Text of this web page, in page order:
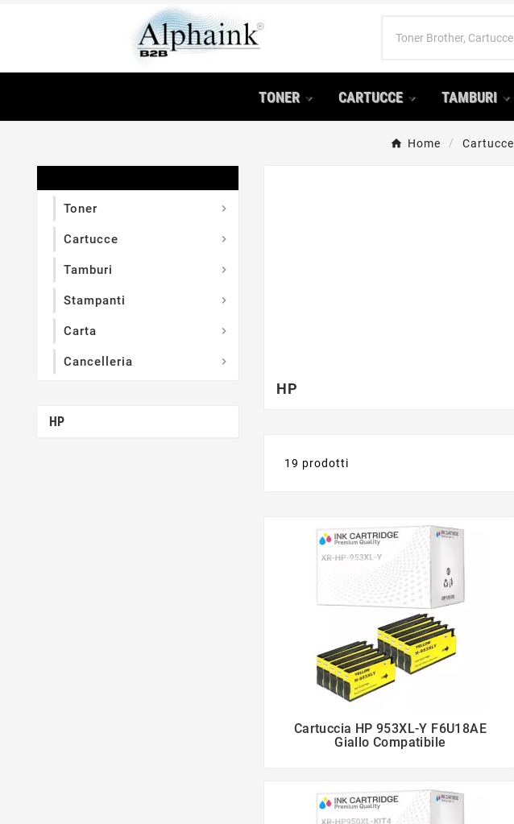
TONER CARTUCCE TAMBURI
Home Cartucce
Toner 
Cartucce 
Tamburi 
Stampanti 
Carta 
Cancelleria 
HP
HP
19 prodotti
 
Cartuccia HP 953XL-Y F6U18AE
Giallo Compatibile